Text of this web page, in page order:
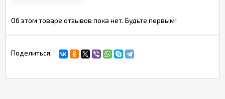
Об этом товаре отзывов пока нет. Будьте первым!
Поделиться: